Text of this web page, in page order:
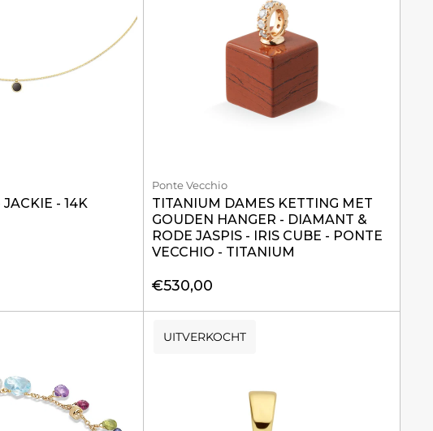
- 14K
Ponte Vecchio
TITANIUM DAMES KETTING MET
GOUDEN HANGER - DIAMANT &
RODE JASPIS - IRIS CUBE - PONTE
VECCHIO - TITANIUM
€530,00
UITVERKOCHT